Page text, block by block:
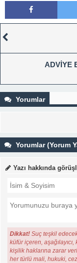
ADVİYE
Yorumlar
Yorumlar (Yorum
Yazı hakkında
Dikkat! Suç teşkil
küfür içeren,
kişilik haklarına zarar
her türlü mali, hukuki,